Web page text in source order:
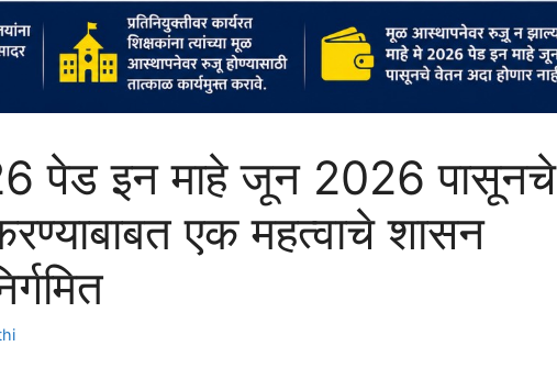
पेड इन माहे जून 2026 पासूनचे
एक महत्वाचे शासन